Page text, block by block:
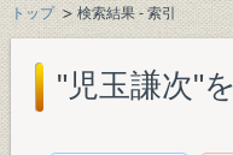
トップ 検索結果 - 索引
"児玉謙次"